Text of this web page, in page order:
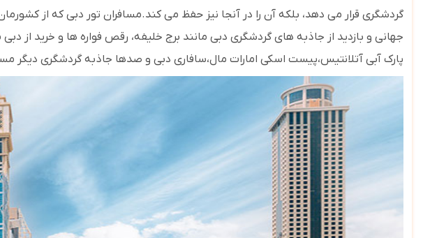
گردشگری قرار می دهد، بلکه آن را در آنجا نیز حفظ می کند.
پارک آبی آتلانتیس،پیست اسکی امارات مال،سافاری دبی و صدها جاذبه گردشگری دیگر